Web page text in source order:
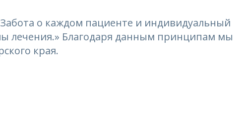
о каждом пациенте и индивидуальный
лечения.» Благодаря данным принципам мы
края.